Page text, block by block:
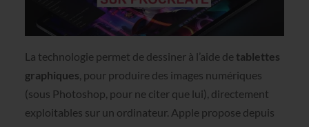
La technologie permet de dessiner à l’aide de tablettes
graphiques , pour produire des images numériques
(sous Photoshop, pour ne citer que lui), directement
exploitables sur un ordinateur. Apple propose depuis